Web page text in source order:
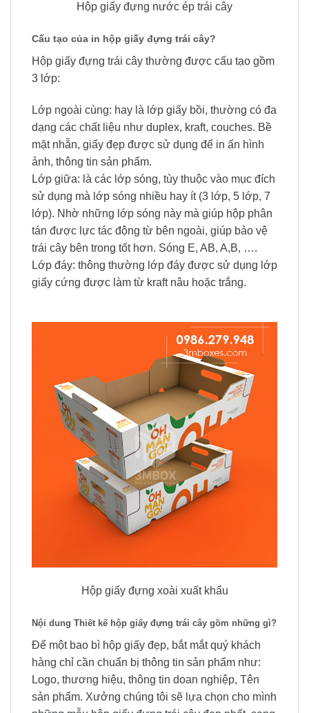
Hộp giấy đựng nước ép trái cây
Cấu tạo của in hộp giấy đựng trái cây?
Hộp giấy đựng trái cây thường được cấu tạo gồm
3 lớp:
Lớp ngoài cùng: hay là lớp giấy bồi, thường có đa
dạng các chất liệu như duplex, kraft, couches. Bề
mặt nhẵn, giấy đẹp được sử dụng để in ấn hình
ảnh, thông tin sản phẩm.
Lớp giữa: là các lớp sóng, tùy thuộc vào mục đích
sử dụng mà lớp sóng nhiều hay ít (3 lớp, 5 lớp, 7
lớp). Nhờ những lớp sóng này mà giúp hộp phân
tán được lực tác động từ bên ngoài, giúp bảo vệ
trái cây bên trong tốt hơn. Sóng E, AB, A,B, ….
Lớp đáy: thông thường lớp đáy được sử dụng lớp
giấy cứng được làm từ kraft nâu hoặc trắng.
Hộp giấy đựng xoài xuất khẩu
Nội dung Thiết kế hộp giấy đựng trái cây gồm những gì?
Để một bao bì hộp giấy đẹp, bắt mắt quý khách
hàng chỉ cần chuẩn bị thông tin sản phẩm như:
Logo, thương hiệu, thông tin doan nghiệp, Tên
sản phẩm. Xưởng chúng tôi sẽ lựa chọn cho mình